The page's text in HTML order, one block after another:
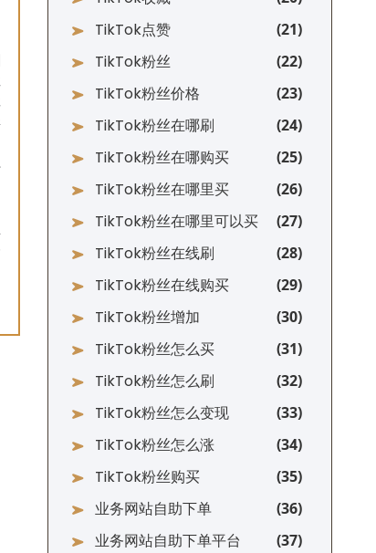
TikTok点赞
TikTok粉丝
TikTok粉丝价格
TikTok粉丝在哪刷
TikTok粉丝在哪购买
TikTok粉丝在哪里买
TikTok粉丝在哪里可以买
TikTok粉丝在线刷
TikTok粉丝在线购买
TikTok粉丝增加
TikTok粉丝怎么买
TikTok粉丝怎么刷
TikTok粉丝怎么变现
TikTok粉丝怎么涨
TikTok粉丝购买
业务网站自助下单
业务网站自助下单平台